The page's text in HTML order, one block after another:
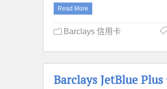
Read More
Barclays 信用卡
Barclays JetBlue Plus